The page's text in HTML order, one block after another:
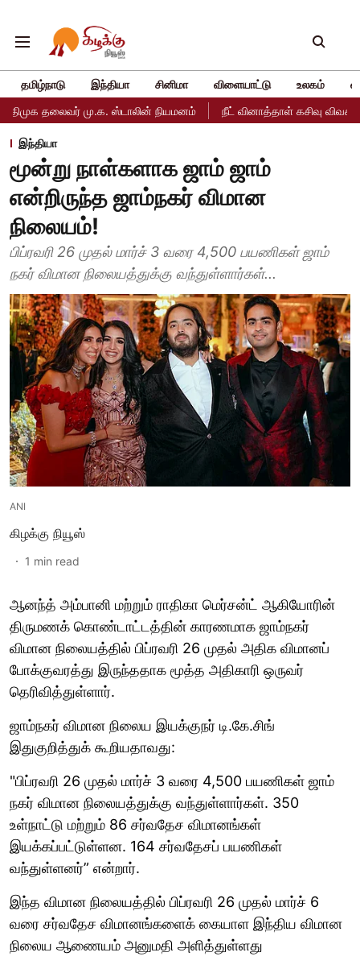
தமிழ்நாடு இந்தியா சினிமா விளையாட்டு உலகம்
மு.க. ஸ்டாலின் நியமனம்
நீட் வினாத்தாள் கசிவு விவகாரம்: தேசிய
இந்தியா
மூன்று நாள்களாக ஜாம் ஜாம்
என்றிருந்த ஜாம்நகர் விமான
நிலையம்!
பிப்ரவரி 26 முதல் மார்ச் 3 வரை 4,500 பயணிகள் ஜாம்
நகர் விமான நிலையத்துக்கு வந்துள்ளார்கள்...
ANI
கிழக்கு நியூஸ்
1 min read
ஆனந்த் அம்பானி மற்றும் ராதிகா மெர்சன்ட் ஆகியோரின்
திருமணக் கொண்டாட்டத்தின் காரணமாக ஜாம்நகர்
விமான நிலையத்தில் பிப்ரவரி 26 முதல் அதிக விமானப்
போக்குவரத்து இருந்ததாக மூத்த அதிகாரி ஒருவர்
தெரிவித்துள்ளார்.
ஜாம்நகர் விமான நிலைய இயக்குநர் டி.கே.சிங்
இதுகுறித்துக் கூறியதாவது:
"பிப்ரவரி 26 முதல் மார்ச் 3 வரை 4,500 பயணிகள் ஜாம்
நகர் விமான நிலையத்துக்கு வந்துள்ளார்கள். 350
உள்நாட்டு மற்றும் 86 சர்வதேச விமானங்கள்
இயக்கப்பட்டுள்ளன. 164 சர்வதேசப் பயணிகள்
வந்துள்ளனர்” என்றார்.
இந்த விமான நிலையத்தில் பிப்ரவரி 26 முதல் மார்ச் 6
வரை சர்வதேச விமானங்களைக் கையாள இந்திய விமான
நிலைய ஆணையம் அனுமதி அளித்துள்ளது